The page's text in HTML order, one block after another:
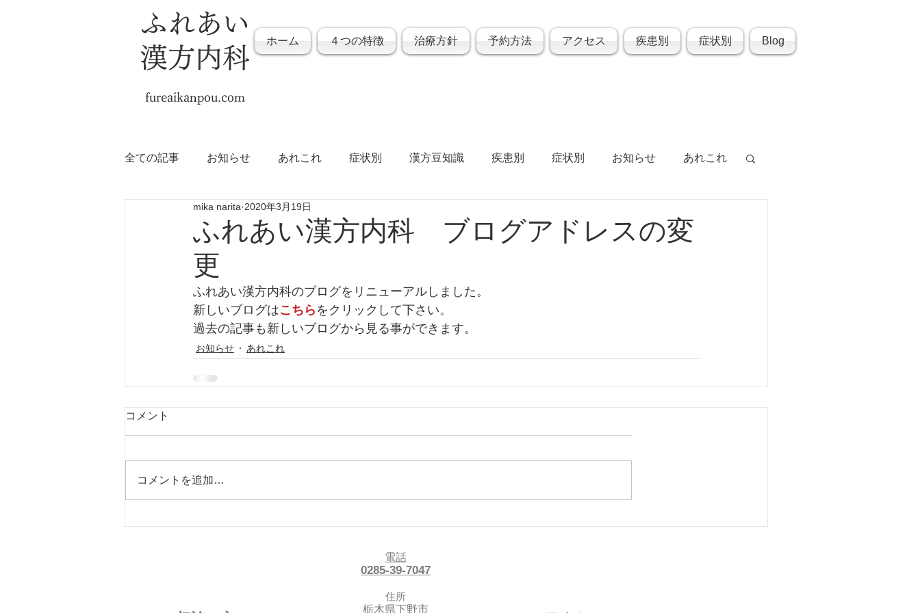
ふれあい
漢方内科
fureaikanpou.com
ホーム ４つの特徴 治療方針 予約方法 アクセス 疾患別 症状別 Blog
全ての記事 お知らせ あれこれ 症状別 漢方豆知識 疾患別 症状別 お知らせ あれこれ
ふれあい漢方内科 ブログアドレスの変
更
mika narita 2020年3月19日
ふれあい漢方内科のブログをリニューアルしました。
新しいブログはこちら をクリックして下さい。
過去の記事も新しいブログから見る事ができます。
お知らせ あれこれ
コメント
コメントを追加…
電話
0285-39-7047
住所
栃木県下野市